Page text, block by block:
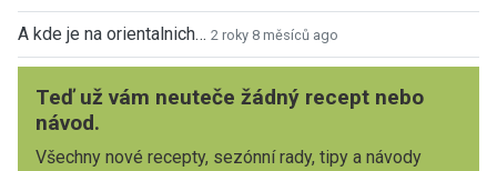
A kde je na orientalnich… 2 roky 8 měsíců ago
Teď už vám neuteče žádný recept nebo
návod.
Všechny nové recepty, sezónní rady, tipy a návody